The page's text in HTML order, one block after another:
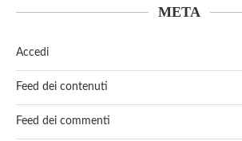
META
Accedi
Feed dei contenuti
Feed dei commenti